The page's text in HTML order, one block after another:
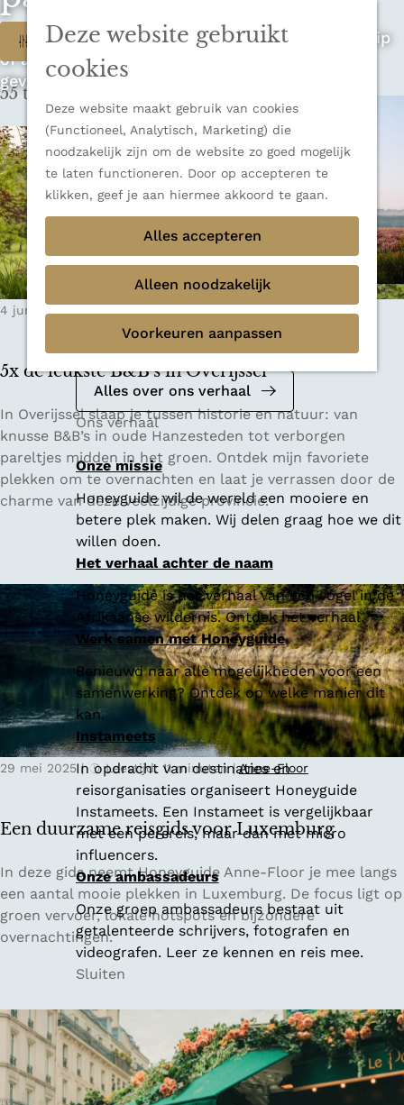
Deze website gebruikt
cookies
Deze website maakt gebruik van cookies
(Functioneel, Analytisch, Marketing) die
noodzakelijk zijn om de website zo goed mogelijk
te laten functioneren. Door op accepteren te
klikken, geef je aan hiermee akkoord te gaan.
Alles accepteren
Alleen noodzakelijk
Voorkeuren aanpassen
n
a
r
e
h
o
m
e
p
a
g
e
u
Thema's
Verborgen parels
Mediakit 2026
Bekijk de mediakit en ontdek de
mogelijkheden om samen te werken.
Alles over ons verhaal
Ons verhaal
Onze missie
Honeyguide wil de wereld een mooiere en
betere plek maken. Wij delen graag hoe we dit
willen doen.
Het verhaal achter de naam
Honeyguide is het verhaal van een vogel in de
Afrikaanse wildernis. Ontdek het verhaal.
Werk samen met Honeyguide
Benieuwd naar alle mogelijkheden voor een
samenwerking? Ontdek op welke manier dit
kan.
Instameets
In opdracht van destinaties en
reisorganisaties organiseert Honeyguide
Instameets. Een Instameet is vergelijkbaar
met een persreis, maar dan met micro
influencers.
Onze ambassadeurs
Onze groep ambassadeurs bestaat uit
getalenteerde schrijvers, fotografen en
videografen. Leer ze kennen en reis mee.
Sluiten
Op zoek naar de ultieme rondreis, een stedentrip
of avontuur in de natuur? Onze Honeyguides
geven je alle inspiratie.
W
a
t
z
o
e
k
j
e
Filter
55 t/m 63 van 348 resultaten
5x de leukste B&B's in Overijssel
4 juni 2025
5
x
d
e
l
s
t
e
B
'
i
v
r
i
j
s
In Overijssel slaap je tussen historie en natuur: van
knusse B&B’s in oude Hanzesteden tot verborgen
pareltjes midden in het groen. Ontdek mijn favoriete
plekken om te overnachten en laat je verrassen door de
charme van deze veelzijdige provincie.
Een duurzame reisgids voor Luxemburg
29 mei 2025 | Leestijd: 11 minuten | Anne-Floor
E
e
n
d
z
m
In deze gids neemt Honeyguide Anne-Floor je mee langs
een aantal mooie plekken in Luxemburg. De focus ligt op
groen vervoer, lokale hotspots en bijzondere
overnachtingen.